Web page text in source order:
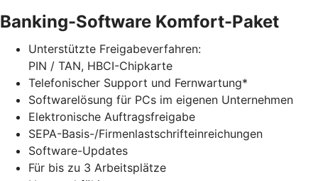
Banking-Software Komfort-Paket
Unterstützte Freigabeverfahren:
PIN / TAN, HBCI-Chipkarte
Telefonischer Support und Fernwartung*
Softwarelösung für PCs im eigenen Unternehmen
Elektronische Auftragsfreigabe
SEPA-Basis-/Firmenlastschrifteinreichungen
Software-Updates
Für bis zu 3 Arbeitsplätze